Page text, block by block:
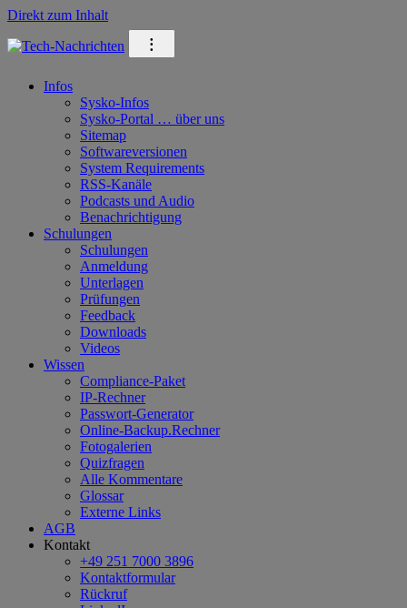
Direkt zum Inhalt
⁝
Infos
Sysko-Infos
Sysko-Portal … über uns
Sitemap
Softwareversionen
System Requirements
RSS-Kanäle
Podcasts und Audio
Benachrichtigung
Schulungen
Schulungen
Anmeldung
Unterlagen
Prüfungen
Feedback
Downloads
Videos
Wissen
Compliance-Paket
IP-Rechner
Passwort-Generator
Online-Backup.Rechner
Fotogalerien
Quizfragen
Alle Kommentare
Glossar
Externe Links
AGB
Kontakt
+49 251 7000 3896
Kontaktformular
Rückruf